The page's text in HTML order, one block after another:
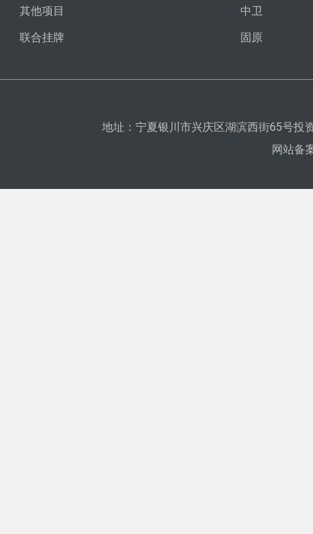
其他项目
联合挂牌
中卫
固原
地址：宁夏银川市兴庆区湖滨西街65号投
网站备